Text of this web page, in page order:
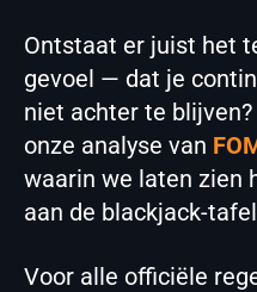
Ontstaat er juist het
gevoel — dat je
niet achter te
onze analyse van
waarin we laten zien
aan de blackjack-
Voor alle officiële